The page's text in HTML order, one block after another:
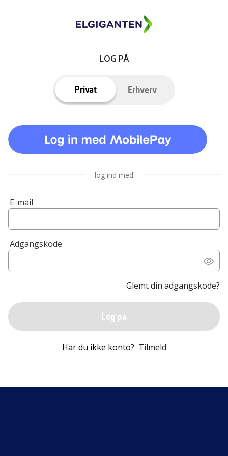
LOG PÅ
Privat Erhverv
log ind med
E-mail
Adgangskode
Glemt din adgangskode?
Log på
Har du ikke konto? Tilmeld